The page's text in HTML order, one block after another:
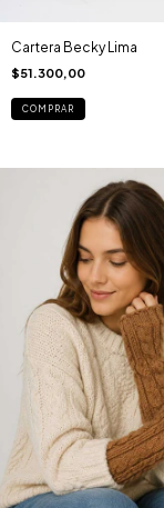
Cartera Becky Lima
$51.300,00